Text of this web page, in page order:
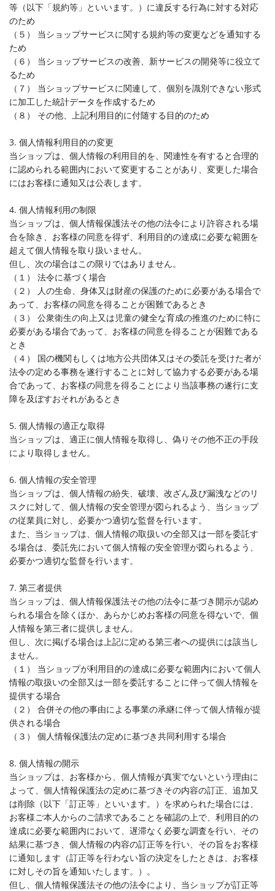
等（以下「規約等」といいます。）に違反する行為に対する対応
のため
（５） 当ショップサービスに関する規約等の変更などを通知する
ため
（６） 当ショップサービスの改善、新サービスの開発等に役立て
るため
（７） 当ショップサービスに関連して、個別を識別できない形式
に加工した統計データを作成するため
（８） その他、上記利用目的に付随する目的のため
3. 個人情報利用目的の変更
当ショップは、個人情報の利用目的を、関連性を有すると合理的
に認められる範囲内において変更することがあり、変更した場合
にはお客様に通知又は公表します。
4. 個人情報利用の制限
当ショップは、個人情報保護法その他の法令により許容される場
合を除き、お客様の同意を得ず、利用目的の達成に必要な範囲を
超えて個人情報を取り扱いません。
但し、次の場合はこの限りではありません。
（１） 法令に基づく場合
（２） 人の生命、身体又は財産の保護のために必要がある場合で
あって、お客様の同意を得ることが困難であるとき
（３） 公衆衛生の向上又は児童の健全な育成の推進のために特に
必要がある場合であって、お客様の同意を得ることが困難である
とき
（４） 国の機関もしくは地方公共団体又はその委託を受けた者が
法令の定める事務を遂行することに対して協力する必要がある場
合であって、お客様の同意を得ることにより当該事務の遂行に支
障を及ぼすおそれがあるとき
5. 個人情報の適正な取得
当ショップは、適正に個人情報を取得し、偽りその他不正の手段
により取得しません。
6. 個人情報の安全管理
当ショップは、個人情報の紛失、破壊、改ざん及び漏洩などのリ
スクに対して、個人情報の安全管理が図られるよう、当ショップ
の従業員に対し、必要かつ適切な監督を行います。
また、当ショップは、個人情報の取扱いの全部又は一部を委託す
る場合は、委託先において個人情報の安全管理が図られるよう、
必要かつ適切な監督を行います。
7. 第三者提供
当ショップは、個人情報保護法その他の法令に基づき開示が認め
られる場合を除くほか、あらかじめお客様の同意を得ないで、個
人情報を第三者に提供しません。
但し、次に掲げる場合は上記に定める第三者への提供には該当し
ません。
（１） 当ショップが利用目的の達成に必要な範囲内において個人
情報の取扱いの全部又は一部を委託することに伴って個人情報を
提供する場合
（２） 合併その他の事由による事業の承継に伴って個人情報が提
供される場合
（３） 個人情報保護法の定めに基づき共同利用する場合
8. 個人情報の開示
当ショップは、お客様から、個人情報が真実でないという理由に
よって、個人情報保護法の定めに基づきその内容の訂正、追加又
は削除（以下「訂正等」といいます。）を求められた場合には、
お客様ご本人からのご請求であることを確認の上で、利用目的の
達成に必要な範囲内において、遅滞なく必要な調査を行い、その
結果に基づき、個人情報の内容の訂正等を行い、その旨をお客様
に通知します（訂正等を行わない旨の決定をしたときは、お客様
に対しその旨を通知いたします。）。
但し、個人情報保護法その他の法令により、当ショップが訂正等